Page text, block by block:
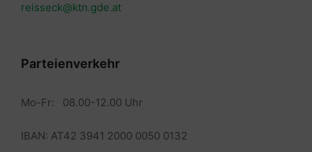
reisseck@ktn.gde.at
Parteienverkehr
Mo-Fr: 08.00-12.00 Uhr
IBAN: AT42 3941 2000 0050 0132